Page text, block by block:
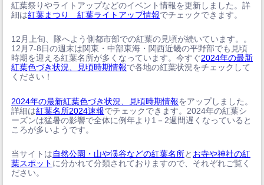
紅葉祭りやライトアップなどのイベント情報を更新しました。詳
細は紅葉まつり 紅葉ライトアップ情報でチェックできます。
12月上旬、隊へよう側都市部での紅葉の見頃が続いています。。
12月7-8日の週末は関東・中部東海・関西近畿の平野部でも見頃
時期を迎える紅葉名所が多くなっています。今すぐ2024年の最新
紅葉色づき状況、見頃時期情報で各地の紅葉状況をチェックして
ください！
2024年の最新紅葉色づき状況、見頃時期情報をアップしました。
詳細は紅葉名所2024速報でチェックできます。2024年の紅葉シ
ーズンは猛暑の影響で全体に例年より1－2週間遅くなっていると
ころが多いようです。
当サイトは自然公園・山や渓谷などの紅葉名所と お寺や神社の紅
葉スポット に分かれて分類されておりますので、それぞれご覧く
ださい。